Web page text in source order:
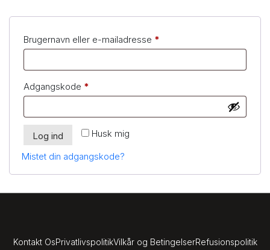
Brugernavn eller e-mailadresse *
Adgangskode *
Husk mig
Log ind
Mistet din adgangskode?
Kontakt OsPrivatlivspolitikVilkår og BetingelserRefusionspolitik